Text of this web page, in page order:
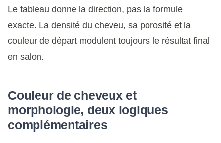
Le tableau donne la direction, pas la formule
exacte. La densité du cheveu, sa porosité et la
couleur de départ modulent toujours le résultat final
en salon.
Couleur de cheveux et
morphologie, deux logiques
complémentaires